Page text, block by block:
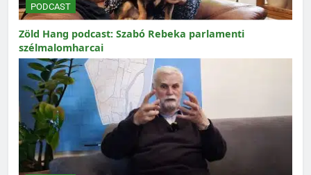
PODCAST
Zöld Hang podcast: Szabó Rebeka parlamenti
szélmalomharcai